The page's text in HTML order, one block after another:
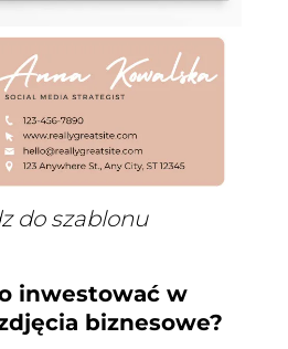
do szablonu
inwestować w
biznesowe?